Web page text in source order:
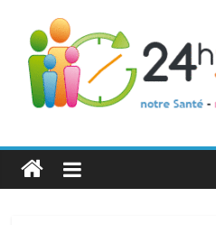
24h
Santé